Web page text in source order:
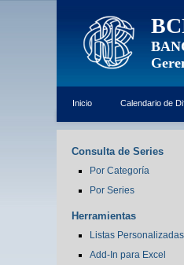
Inicio Calendario de
Consulta de Series
Por Categoría
Por Series
Herramientas
Listas Personalizadas
Add-In para Excel